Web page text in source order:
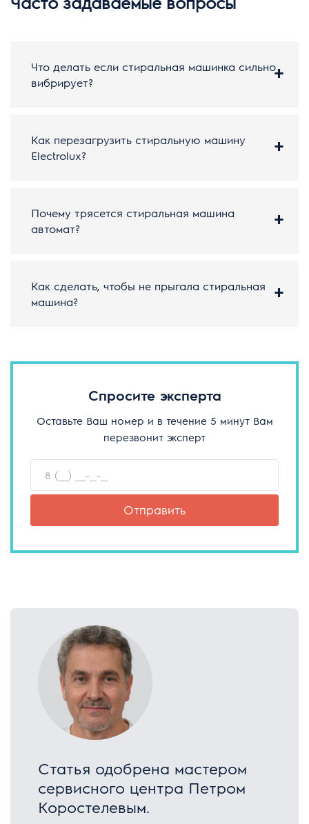
Что делать если стиральная машинка сильно
вибрирует?
Как перезагрузить стиральную машину
Electrolux?
Почему трясется стиральная машина
автомат?
Как сделать, чтобы не прыгала стиральная
машина?
Спросите эксперта
Оставьте Ваш номер и в течение 5 минут Вам
перезвонит эксперт
Отправить
Статья одобрена мастером
сервисного центра Петром
Коростелевым.